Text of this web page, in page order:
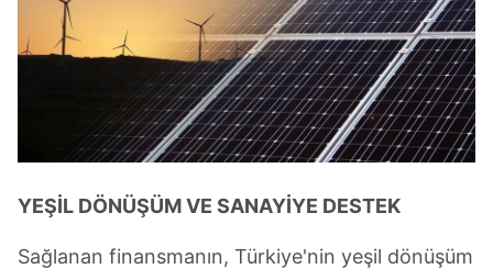
YEŞİL DÖNÜŞÜM VE SANAYİYE DESTEK
Sağlanan finansmanın, Türkiye'nin yeşil dönüşüm